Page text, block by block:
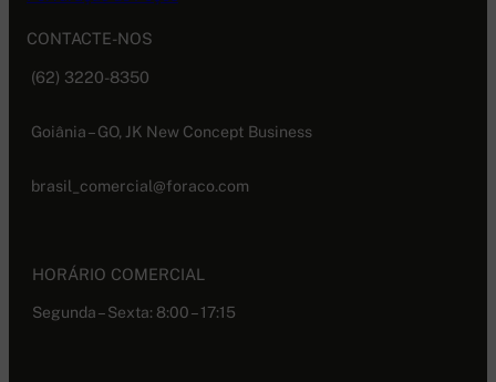
CONTACTE-NOS
(62) 3220-8350
Goiânia – GO, JK New Concept Business
brasil_comercial@foraco.com
HORÁRIO COMERCIAL
Segunda – Sexta: 8:00 – 17:15